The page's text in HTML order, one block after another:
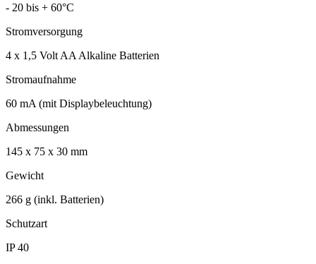
- 20 bis + 60°C
Stromversorgung
4 x 1,5 Volt AA Alkaline Batterien
Stromaufnahme
60 mA (mit Displaybeleuchtung)
Abmessungen
145 x 75 x 30 mm
Gewicht
266 g (inkl. Batterien)
Schutzart
IP 40